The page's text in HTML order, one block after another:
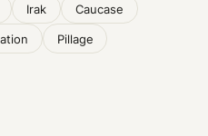
Irak Caucase
Pillage